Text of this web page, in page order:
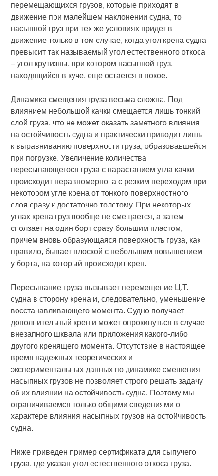
перемещающихся грузов, которые приходят в
движение при малейшем наклонении судна, то
насыпной груз при тех же условиях придет в
движение только в том случае, когда угол крена судна
превысит так называемый угол естественного откоса
– угол крутизны, при котором насыпной груз,
находящийся в куче, еще остается в покое.
Динамика смещения груза весьма сложна. Под
влиянием небольшой качки смещается лишь тонкий
слой груза, что не может оказать заметного влияния
на остойчивость судна и практически приводит лишь
к выравниванию поверхности груза, образовавшейся
при погрузке. Увеличение количества
пересыпающегося груза с нарастанием угла качки
происходит неравномерно, а с резким переходом при
некотором угле крена от тонкого поверхностного
слоя сразу к достаточно толстому. При некоторых
углах крена груз вообще не смещается, а затем
сползает на один борт сразу большим пластом,
причем вновь образующаяся поверхность груза, как
правило, бывает плоской с небольшим повышением
у борта, на который происходит крен.
Пересыпание груза вызывает перемещение Ц.Т.
судна в сторону крена и, следовательно, уменьшение
восстанавливающего момента. Судно получает
дополнительный крен и может опрокинуться в случае
внезапного шквала или приложения какого-либо
другого кренящего момента. Отсутствие в настоящее
время надежных теоретических и
экспериментальных данных по динамике смещения
насыпных грузов не позволяет строго решать задачу
об их влиянии на остойчивость судна. Поэтому мы
ограничиваемся только общими сведениями о
характере влияния насыпных грузов на остойчивость
судна.
Ниже приведен пример сертификата для сыпучего
груза, где указан угол естественного откоса груза.